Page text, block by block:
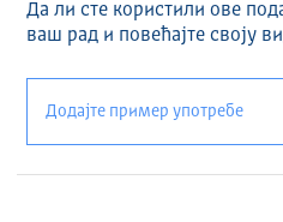
Да ли сте користили ове
ваш рад и повећајте своју
Додајте пример употребе